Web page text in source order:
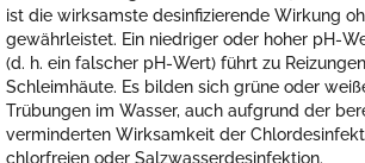
ist die wirksamste desinfizierende Wirkung
gewährleistet. Ein niedriger oder hoher pH-
(d. h. ein falscher pH-Wert) führt zu
Schleimhäute. Es bilden sich grüne oder
Trübungen im Wasser, auch aufgrund der
verminderten Wirksamkeit der
chlorfreien oder Salzwasserdesinfektion.